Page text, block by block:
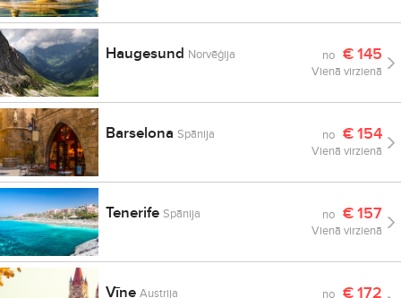
Haugesund Norvēģija no €145
Vienā virzienā
BarselonaSpānija no €154
Vienā virzienā
TenerifeSpānija no €157
Vienā virzienā
VīneAustrija no €172